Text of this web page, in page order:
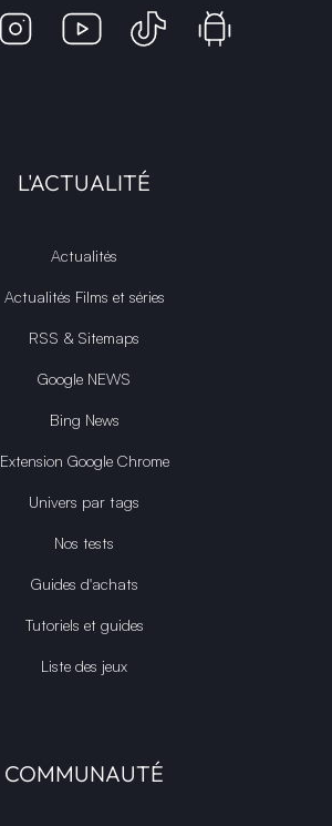
L'ACTUALITÉ
Actualités
Actualités Films et séries
RSS & Sitemaps
Google NEWS
Bing News
Extension Google Chrome
Univers par tags
Nos tests
Guides d'achats
Tutoriels et guides
Liste des jeux
COMMUNAUTÉ